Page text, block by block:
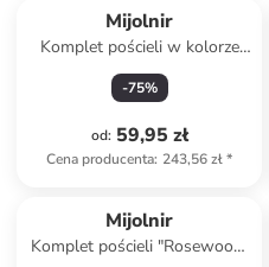
Mijolnir
Komplet pościeli w kolorze
różowo-zielono-białym
-75%
od: 59,95 zł
Cena producenta: 243,56 zł*
Mijolnir
Komplet pościeli "Rosewood"